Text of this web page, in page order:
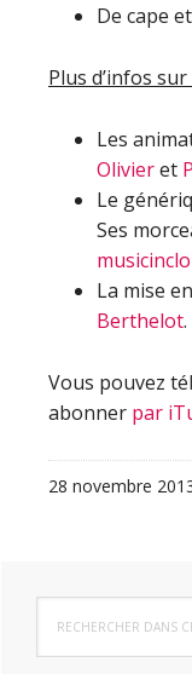
De cape
Plus d’infos sur
Les
Olivieret
Le
Ses
La mise
Berthelot.
Vous pouvez
abonner par
28 novembre
Barre
latérale
dans
ce